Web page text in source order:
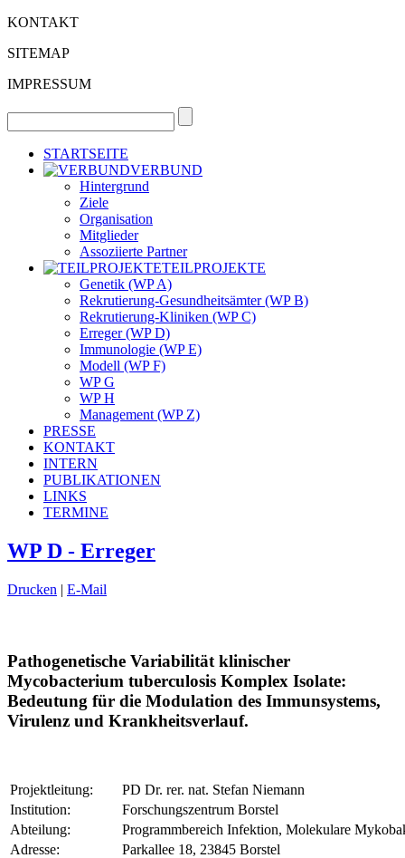
KONTAKT
SITEMAP
IMPRESSUM
STARTSEITE
VERBUND
Hintergrund
Ziele
Organisation
Mitglieder
Assoziierte Partner
TEILPROJEKTE
Genetik (WP A)
Rekrutierung-Gesundheitsämter (WP B)
Rekrutierung-Kliniken (WP C)
Erreger (WP D)
Immunologie (WP E)
Modell (WP F)
WP G
WP H
Management (WP Z)
PRESSE
KONTAKT
INTERN
PUBLIKATIONEN
LINKS
TERMINE
WP D - Erreger
Drucken | E-Mail
Pathogenetische Variabilität klinischer
Mycobacterium tuberculosis Komplex Isolate:
Bedeutung für die Modulation des Immunsystems,
Virulenz und Krankheitsverlauf.
Projektleitung:
PD Dr. rer. nat. Stefan Niemann
Institution:
Forschungszentrum Borstel
Abteilung:
Programmbereich Infektion, Molekulare
Adresse:
Parkallee 18, 23845 Borstel